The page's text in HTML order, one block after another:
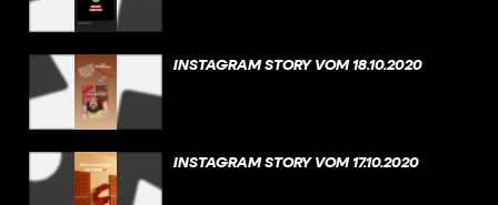
INSTAGRAM STORY VOM 18.10.2020
INSTAGRAM STORY VOM 17.10.2020